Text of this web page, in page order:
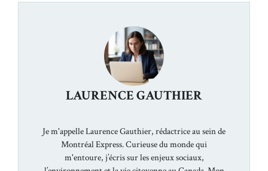
LAURENCE GAUTHIER
Je m'appelle Laurence Gauthier, rédactrice au sein de
Montréal Express. Curieuse du monde qui
m'entoure, j’écris sur les enjeux sociaux,